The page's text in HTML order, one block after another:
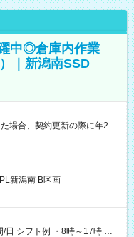
中◎倉庫内作業
｜新潟南SSD
場合、契約更新の際に年2回
支給 ※深夜割増賃金 (22:00～
用期間
態、給与は本採用時と同じ
新潟南 B区画
日 シフト例 ・8時～17時 ・